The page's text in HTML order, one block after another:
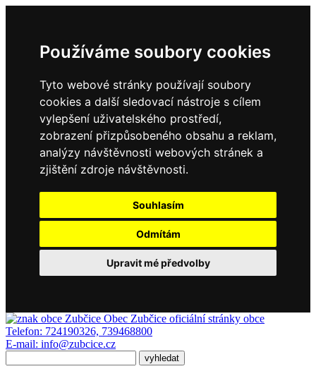
Používáme soubory cookies
Tyto webové stránky používají soubory
cookies a další sledovací nástroje s cílem
vylepšení uživatelského prostředí,
zobrazení přizpůsobeného obsahu a reklam,
analýzy návštěvnosti webových stránek a
zjištění zdroje návštěvnosti.
Souhlasím
Odmítám
Upravit mé předvolby
Obec Zubčice oficiální stránky obce
Telefon: 724190326, 739468800
E-mail: info@zubcice.cz